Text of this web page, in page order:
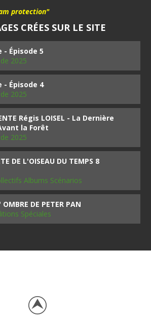
protection"
CRÉES SUR LE SITE
- Épisode 5
2025
- Épisode 4
2025
Régis LOISEL - La Dernière
la Forêt
2025
DE L'OISEAU DU TEMPS 8
Albums Scénarios
DE PETER PAN
Spéciales